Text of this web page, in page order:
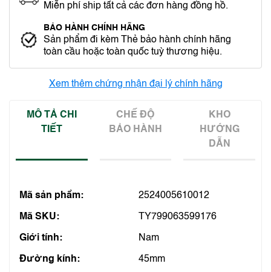
Miễn phí ship tất cả các đơn hàng đồng hồ.
BẢO HÀNH CHÍNH HÃNG
Sản phẩm đi kèm Thẻ bảo hành chính hãng
toàn cầu hoặc toàn quốc tuỳ thương hiệu.
Xem thêm chứng nhận đại lý chính hãng
MÔ TẢ CHI
TIẾT
CHẾ ĐỘ
BẢO HÀNH
KHO
HƯỚNG
DẪN
Mã sản phẩm: 2524005610012
Mã SKU: TY799063599176
Giới tính: Nam
Đường kính: 45mm